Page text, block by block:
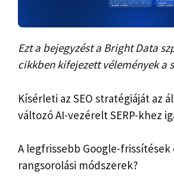
Ezt a bejegyzést a Bright Data
cikkben kifejezett vélemények a
Kísérleti az SEO stratégiáját az
változó AI-vezérelt SERP-khez
A legfrissebb Google-frissítések
rangsorolási módszerek?